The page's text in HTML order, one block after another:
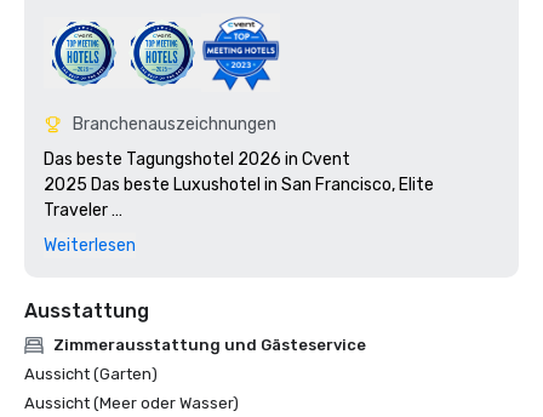
Branchenauszeichnungen
Das beste Tagungshotel 2026 in Cvent
2025 Das beste Luxushotel in San Francisco, Elite
Traveler
Top-Tagungshotel 2023 in Cvent
2023 Reisen + Freizeit Die 500 besten Hotels
Tagungen 2022 Today Best Of Award
2022 Reisen+Freizeit: Die 5 besten Hotels in San
Francisco
Weiterlesen
Ausstattung
Zimmerausstattung und Gästeservice
Aussicht (Garten)
Aussicht (Meer oder Wasser)